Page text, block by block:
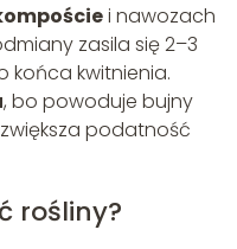
i nawozach
zasila się 2–3
końca kwitnienia.
, bo powoduje bujny
podatność
rośliny?